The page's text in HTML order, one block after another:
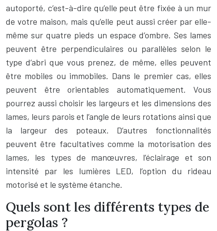
autoporté, c’est-à-dire qu’elle peut être fixée à un mur
de votre maison, mais qu’elle peut aussi créer par elle-
même sur quatre pieds un espace d’ombre. Ses lames
peuvent être perpendiculaires ou parallèles selon le
type d’abri que vous prenez, de même, elles peuvent
être mobiles ou immobiles. Dans le premier cas, elles
peuvent être orientables automatiquement. Vous
pourrez aussi choisir les largeurs et les dimensions des
lames, leurs parois et l’angle de leurs rotations ainsi que
la largeur des poteaux. D’autres fonctionnalités
peuvent être facultatives comme la motorisation des
lames, les types de manœuvres, l’éclairage et son
intensité par les lumières LED, l’option du rideau
motorisé et le système étanche.
Quels sont les différents types de
pergolas ?